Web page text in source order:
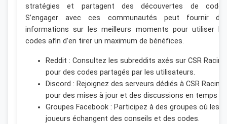
stratégies et partagent des découvertes de
S’engager avec ces communautés peut fournir
informations sur les meilleurs moments pour utiliser
codes afin d’en tirer un maximum de bénéfices.
Reddit : Consultez les subreddits axés sur CSR
pour des codes partagés par les utilisateurs.
Discord : Rejoignez des serveurs dédiés à CSR Racing
pour des mises à jour et des discussions en temps
Groupes Facebook : Participez à des groupes où les
joueurs échangent des conseils et des codes.